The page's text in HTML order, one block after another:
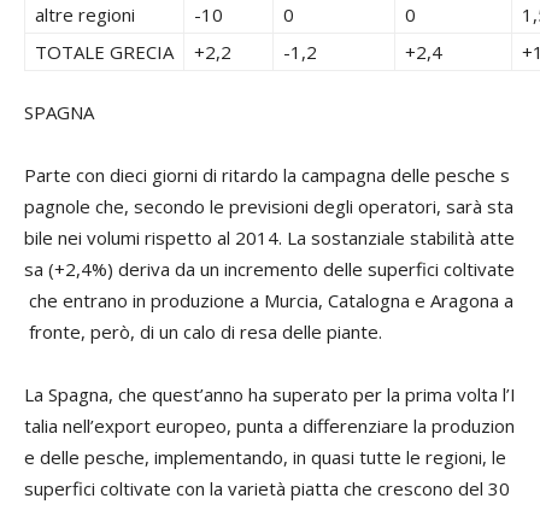
altre regioni
-10 0 0
TOTALE GRECIA
+2,2 -1,2 +2,4
SPAGNA
Parte con dieci giorni di ritardo la campagna delle pesche s
pagnole che, secondo le previsioni degli operatori, sarà sta
bile nei volumi rispetto al 2014. La sostanziale stabilità atte
sa (+2,4%) deriva da un incremento delle superfici coltivate
che entrano in produzione a Murcia, Catalogna e Aragona a
fronte, però, di un calo di resa delle piante.
La Spagna, che quest’anno ha superato per la prima volta l’I
talia nell’export europeo, punta a differenziare la produzion
e delle pesche, implementando, in quasi tutte le regioni, le
superfici coltivate con la varietà piatta che crescono del 30